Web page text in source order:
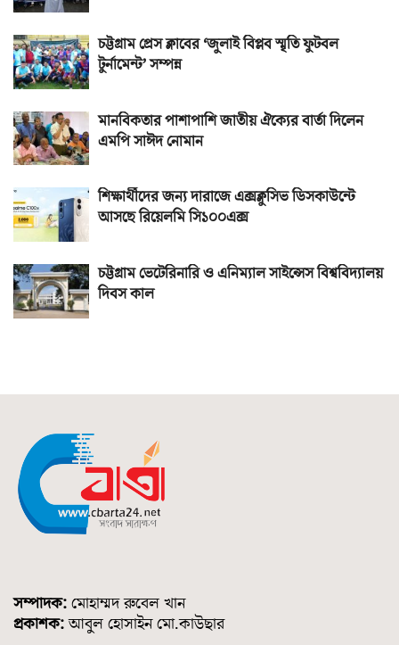
চট্টগ্রাম প্রেস ক্লাবের ‘জুলাই বিপ্লব স্মৃতি ফুটবল
টুর্নামেন্ট’ সম্পন্ন
মানবিকতার পাশাপাশি জাতীয় ঐক্যের বার্তা দিলেন
এমপি সাঈদ নোমান
শিক্ষার্থীদের জন্য দারাজে এক্সক্লুসিভ ডিসকাউন্টে
আসছে রিয়েলমি সি১০০এক্স
চট্টগ্রাম ভেটেরিনারি ও এনিম্যাল সাইন্সেস বিশ্ববিদ্যালয়
দিবস কাল
সম্পাদক: মোহাম্মদ রুবেল খান
প্রকাশক:আবুল হোসাইন মো.কাউছার